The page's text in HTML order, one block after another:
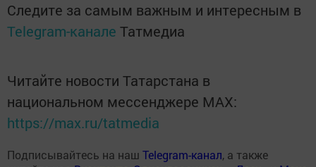
Следите за самым важным и интересным в
Telegram-канале Татмедиа
Читайте новости Татарстана в
национальном мессенджере MАХ:
https://max.ru/tatmedia
Подписывайтесь на наш Telegram-канал, а также